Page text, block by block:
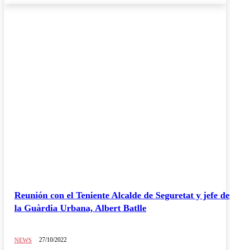
Reunión con el Teniente Alcalde de Seguretat y jefe de
la Guàrdia Urbana, Albert Batlle
NEWS 27/10/2022